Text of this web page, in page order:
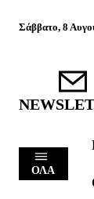
Σάββατο, 8
ΟΛΑ